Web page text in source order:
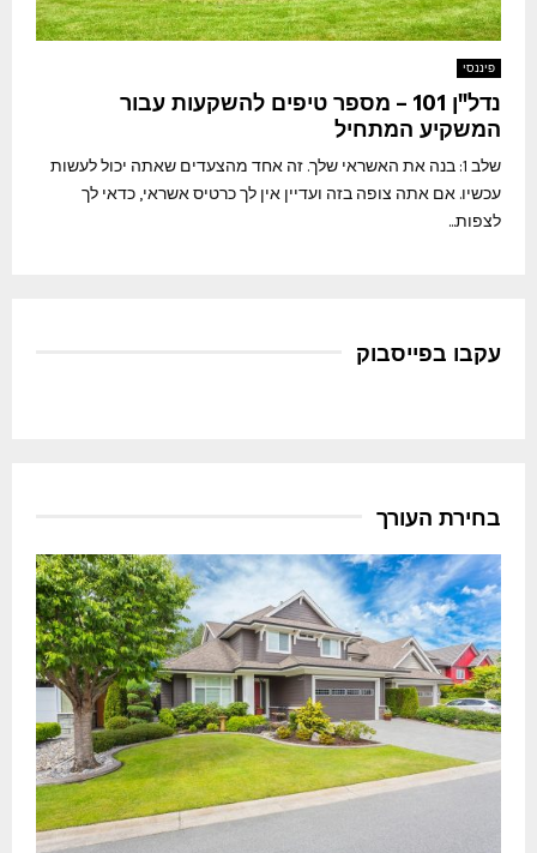
פיננסי
נדל"ן 101 – מספר טיפים להשקעות עבור
המשקיע המתחיל
שלב 1: בנה את האשראי שלך. זה אחד מהצעדים שאתה יכול לעשות
עכשיו. אם אתה צופה בזה ועדיין אין לך כרטיס אשראי, כדאי לך
לצפות...
עקבו בפייסבוק
בחירת העורך